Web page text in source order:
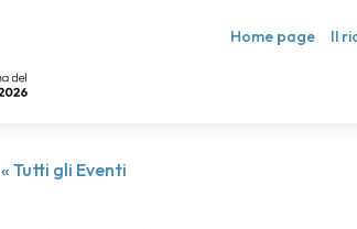
Home page Il
« Tutti gli Eventi